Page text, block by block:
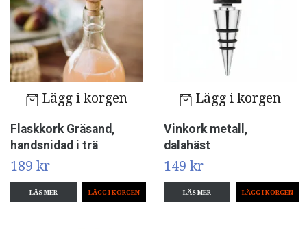
Lägg i korgen
Flaskkork Gräsand,
handsnidad i trä
189 kr
LÄS MER
Lägg i korgen
Vinkork metall,
dalahäst
149 kr
LÄS MER